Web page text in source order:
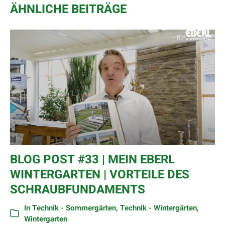
ÄHNLICHE BEITRÄGE
BLOG POST #33 | MEIN EBERL
WINTERGARTEN | VORTEILE DES
SCHRAUBFUNDAMENTS
InTechnik - Sommergärten, Technik - Wintergärten,
Wintergarten